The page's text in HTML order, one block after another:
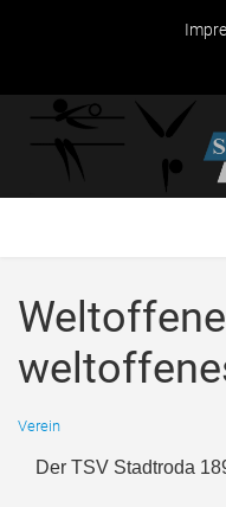
Verein
Der TSV Stadtroda